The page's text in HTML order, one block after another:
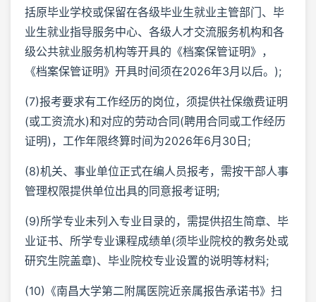
括原毕业学校或保留在各级毕业生就业主管部门、毕
业生就业指导服务中心、各级人才交流服务机构和各
级公共就业服务机构等开具的《档案保管证明》，
《档案保管证明》开具时间须在2026年3月以后。);
(7)报考要求有工作经历的岗位，须提供社保缴费证明
(或工资流水)和对应的劳动合同(聘用合同或工作经历
证明)，工作年限终算时间为2026年6月30日;
(8)机关、事业单位正式在编人员报考，需按干部人事
管理权限提供单位出具的同意报考证明;
(9)所学专业未列入专业目录的，需提供招生简章、毕
业证书、所学专业课程成绩单(须毕业院校的教务处或
研究生院盖章)、毕业院校专业设置的说明等材料;
(10)《南昌大学第二附属医院近亲属报告承诺书》扫